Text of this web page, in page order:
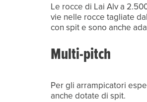
Le rocce di Lai Alv a
vie nelle rocce tagliate
Multi-pitch
Per gli arrampicatori
anche dotate di spit.